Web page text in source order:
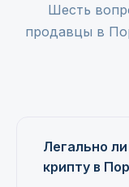
Шесть
продавцы в
Легально
крипту в